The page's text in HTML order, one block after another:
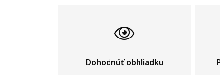
Dohodnúť obhliadku